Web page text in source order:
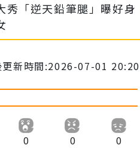
秀「逆天鉛筆腿」曝好身
更新時間:2026-07-01 20:20
0 0 0